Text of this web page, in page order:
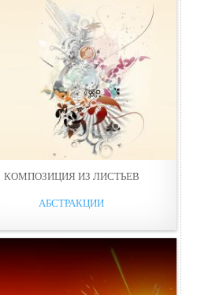
КОМПОЗИЦИЯ ИЗ ЛИСТЬЕВ
АБСТРАКЦИИ